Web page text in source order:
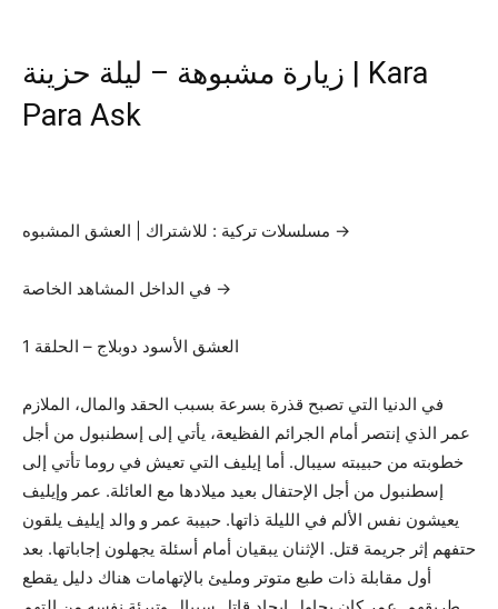
زيارة مشبوهة – ليلة حزينة | Kara
Para Ask
مسلسلات تركية : للاشتراك | العشق المشبوه →
في الداخل المشاهد الخاصة →
العشق الأسود دوبلاج – الحلقة 1
في الدنيا التي تصبح قذرة بسرعة بسبب الحقد والمال، الملازم
عمر الذي إنتصر أمام الجرائم الفظيعة، يأتي إلى إسطنبول من أجل
خطوبته من حبيبته سيبال. أما إيليف التي تعيش في روما تأتي إلى
إسطنبول من أجل الإحتفال بعيد ميلادها مع العائلة. عمر وإيليف
يعيشون نفس الألم في الليلة ذاتها. حبيبة عمر و والد إيليف يلقون
حتفهم إثر جريمة قتل. الإثنان يبقيان أمام أسئلة يجهلون إجاباتها. بعد
أول مقابلة ذات طبع متوتر ومليئ بالإتهامات هناك دليل يقطع